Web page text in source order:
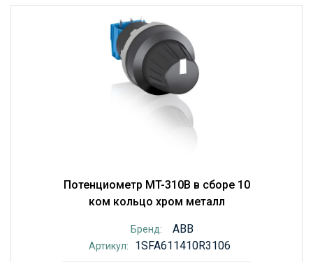
Потенциометр MT-310B в сборе 10
ком кольцо хром металл
Бренд: ABB
Артикул: 1SFA611410R3106